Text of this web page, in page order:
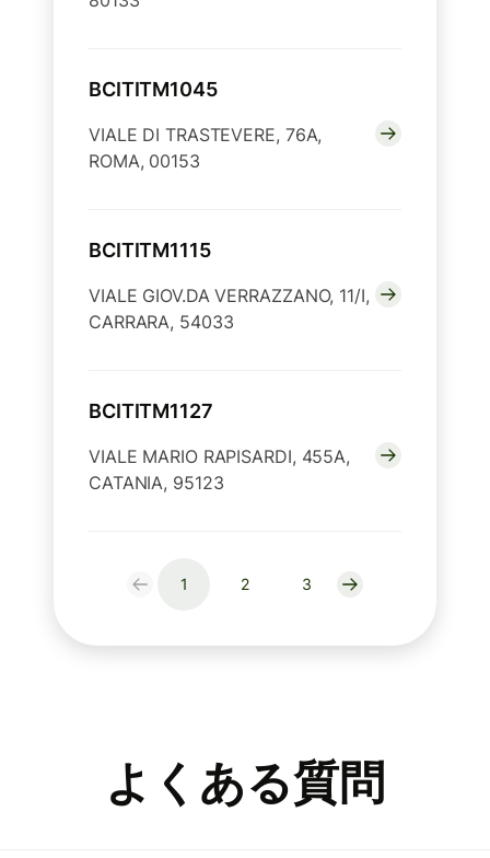
BCITITM1045
VIALE DI TRASTEVERE, 76A,
ROMA, 00153
BCITITM1115
VIALE GIOV.DA VERRAZZANO, 11/I,
CARRARA, 54033
BCITITM1127
VIALE MARIO RAPISARDI, 455A,
CATANIA, 95123
1 2 3
よくある質問